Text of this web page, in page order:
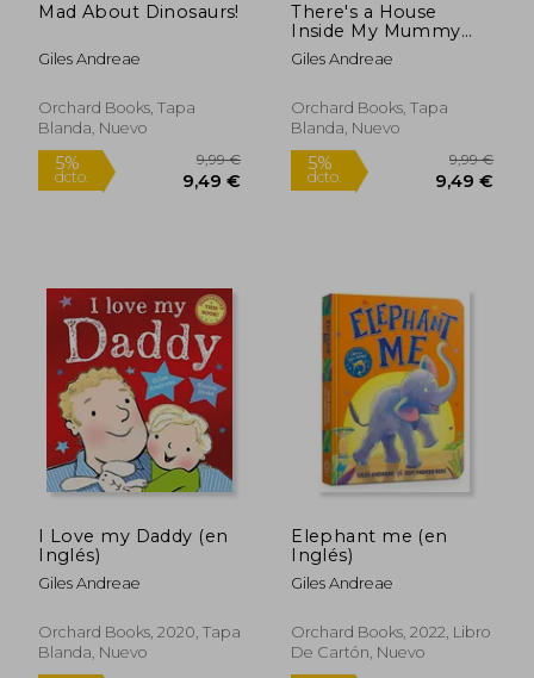
5%
dcto.
9,99 €
9,49 €
5%
dcto.
Rápido
Mad About Dinosaurs!
Giles Andreae
Orchard Books, Tapa
Blanda, Nuevo
There's a House
Inside My Mummy
(Orchard Picturs)
Giles Andreae
Orchard Books, Tapa
Blanda, Nuevo
I Love my Daddy (en
Inglés)
Giles Andreae
Orchard Books, 2020, Tapa
Blanda, Nuevo
Elephant me (en
Inglés)
Giles Andreae
Orchard Books, 2022, Libro
De Cartón, Nuevo